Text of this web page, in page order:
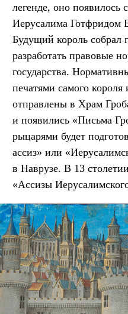
легенде, оно появилось
Иерусалима Готфридом
Будущий король собрал
разработать правовые
государства.
печатями самого короля
отправлены в Храм
и появились «Письма
рыцарями будет
ассиз» или
в Наврузе. В 13
«Ассизы